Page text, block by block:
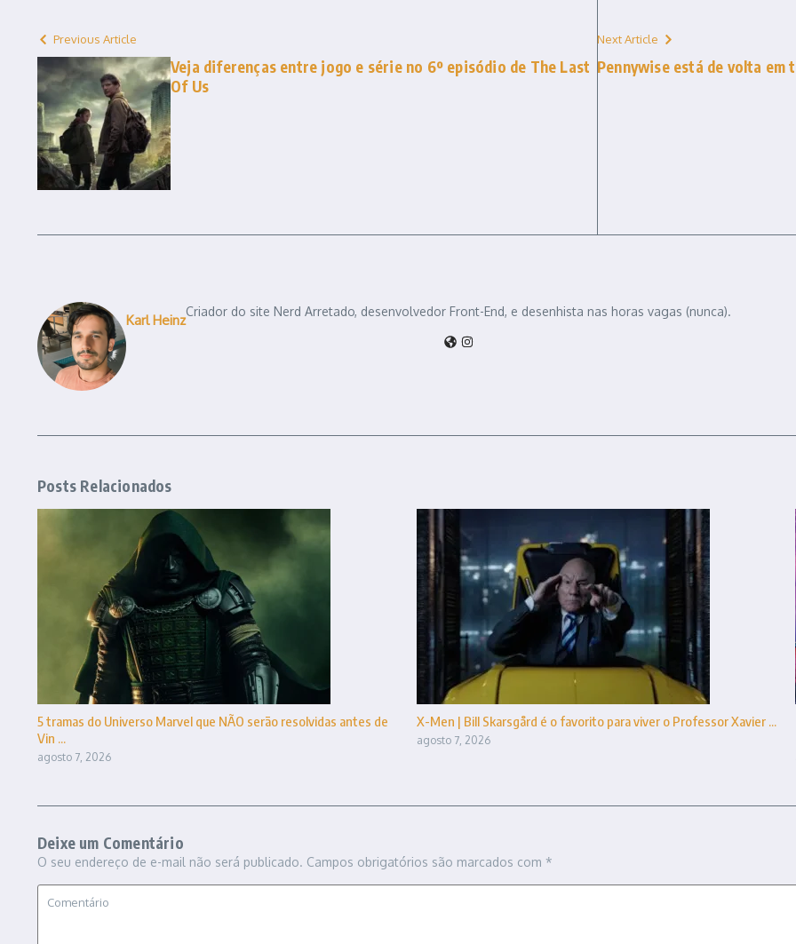
Previous Article
Veja diferenças entre jogo e série no 6º episódio de The Last
Of Us
Next Article
Pennywise está de volta
Karl Heinz
Criador do site Nerd Arretado, desenvolvedor Front-End, e desenhista nas horas vagas (nunca).
Posts Relacionados
5 tramas do Universo Marvel que NÃO serão resolvidas antes de
Vin ...
agosto 7, 2026
X-Men | Bill Skarsgård é o favorito para viver o Professor Xavier ...
agosto 7, 2026
Deixe um Comentário
O seu endereço de e-mail não será publicado. Campos obrigatórios são marcados com *